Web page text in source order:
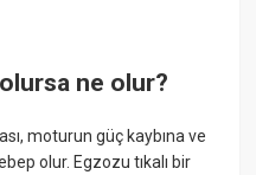
ne olur?
moturun güç kaybına ve
olur. Egzozu tıkalı bir